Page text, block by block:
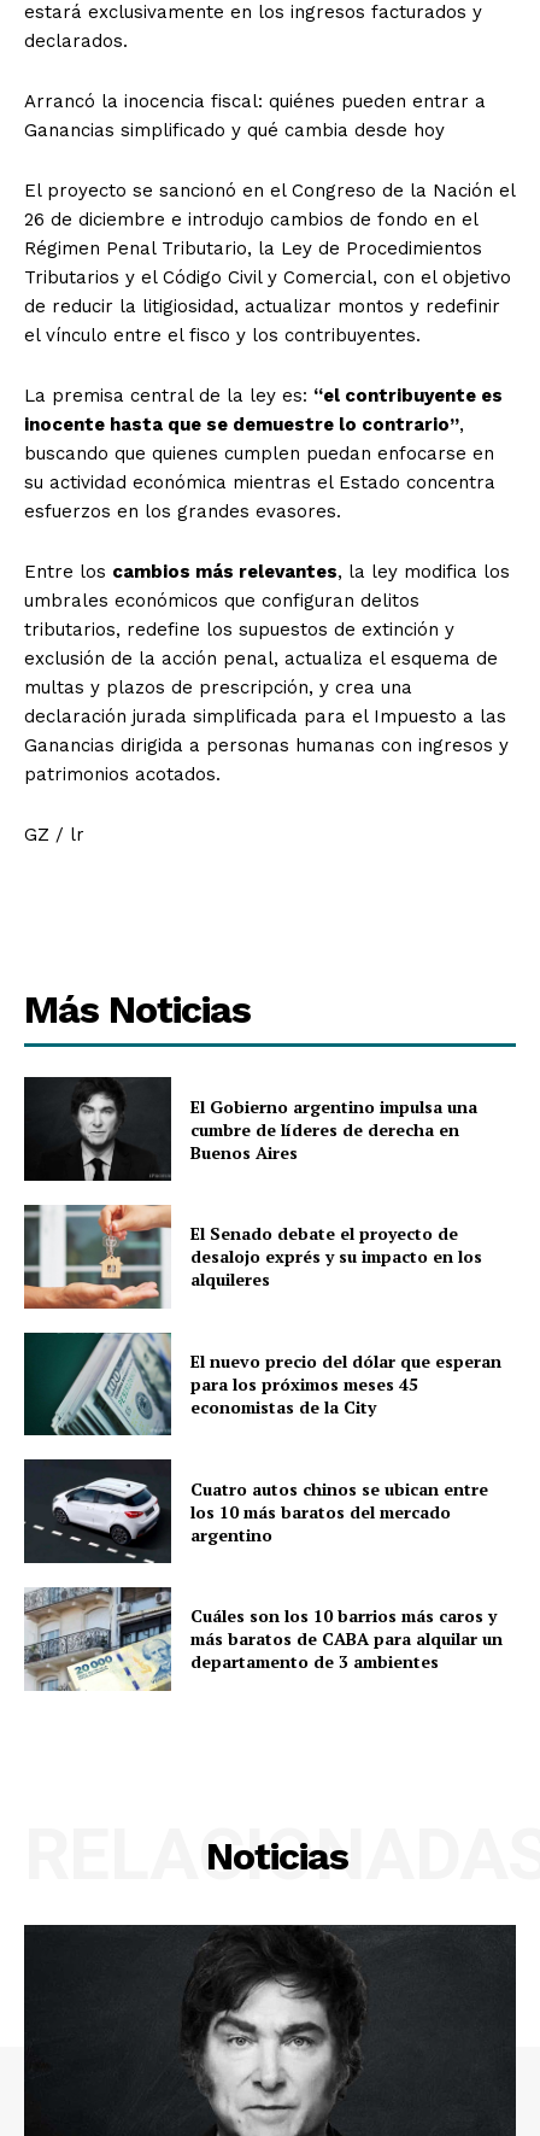
estará exclusivamente en los ingresos facturados y
declarados.
Arrancó la inocencia fiscal: quiénes pueden entrar a
Ganancias simplificado y qué cambia desde hoy
El proyecto se sancionó en el Congreso de la Nación el
26 de diciembre e introdujo cambios de fondo en el
Régimen Penal Tributario, la Ley de Procedimientos
Tributarios y el Código Civil y Comercial, con el objetivo
de reducir la litigiosidad, actualizar montos y redefinir
el vínculo entre el fisco y los contribuyentes.
La premisa central de la ley es: “el contribuyente es
inocente hasta que se demuestre lo contrario”,
buscando que quienes cumplen puedan enfocarse en
su actividad económica mientras el Estado concentra
esfuerzos en los grandes evasores.
Entre los cambios más relevantes, la ley modifica los
umbrales económicos que configuran delitos
tributarios, redefine los supuestos de extinción y
exclusión de la acción penal, actualiza el esquema de
multas y plazos de prescripción, y crea una
declaración jurada simplificada para el Impuesto a las
Ganancias dirigida a personas humanas con ingresos y
patrimonios acotados.
GZ / lr
Más Noticias
El Gobierno argentino impulsa una
cumbre de líderes de derecha en
Buenos Aires
El Senado debate el proyecto de
desalojo exprés y su impacto en los
alquileres
El nuevo precio del dólar que esperan
para los próximos meses 45
economistas de la City
Cuatro autos chinos se ubican entre
los 10 más baratos del mercado
argentino
Cuáles son los 10 barrios más caros y
más baratos de CABA para alquilar un
departamento de 3 ambientes
Noticias